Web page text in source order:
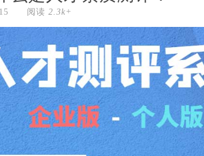
阅读 2.3k+